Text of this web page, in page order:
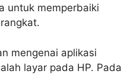
untuk memperbaiki
mengenai aplikasi
layar pada HP. Pada